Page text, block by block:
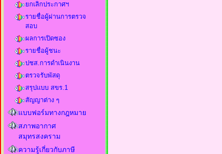
ยกเลิกประกาศฯ
รายชื่อผู้ผ่านการตรวจ
สอบ
ผลการเปิดซอง
รายชื่อผู้ชนะ
ปชส.การดำเนินงาน
ตรวจรับพัสดุ
สรุปแบบ สขร.1
สัญญาต่าง ๆ
แบบฟอร์มทางกฎหมาย
สภาพอากาศ
สมุทรสงคราม
ความรู้เกี่ยวกับภาษี